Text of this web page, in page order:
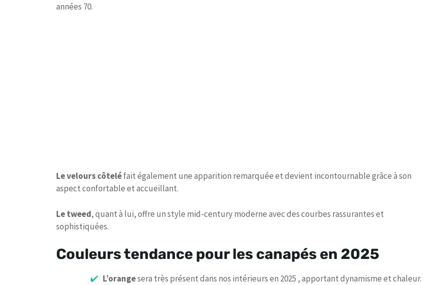
années 70.
Le velours côteléfait également une apparition remarquée et devient incontournable grâce à son
aspect confortable et accueillant.
Le tweed, quant à lui, offre un style mid-century moderne avec des courbes rassurantes et
sophistiquées.
Couleurs tendance pour les canapés en 2025
L’orangesera très présent dans nos intérieurs en 2025 , apportant dynamisme et chaleur.